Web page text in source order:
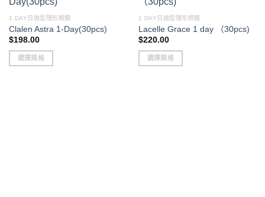
1 DAY日拋型隱形眼鏡
Clalen Astra 1-Day(30pcs)
$198.00
選擇規格
1 DAY日拋型隱形眼鏡
Lacelle Grace 1 day （30pcs)
$220.00
選擇規格